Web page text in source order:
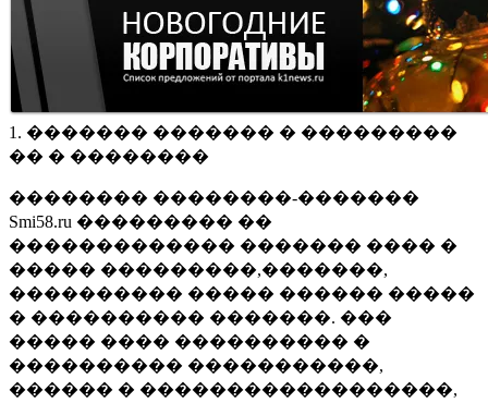
1. ������� ������� � ���������
�� � ��������
�������� ��������-�������
Smi58.ru ��������� ��
������������� ������� ���� �
����� ���������,�������,
���������� ����� ������ �����
� ���������� �������. ���
����� ���� ���������� �
���������� �����������,
������ � ������������������,